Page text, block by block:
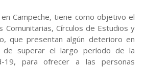
en Campeche, tiene como objetivo el
Comunitarias, Círculos de Estudios y
que presentan algún deterioro en
de superar el largo período de la
19, para ofrecer a las personas